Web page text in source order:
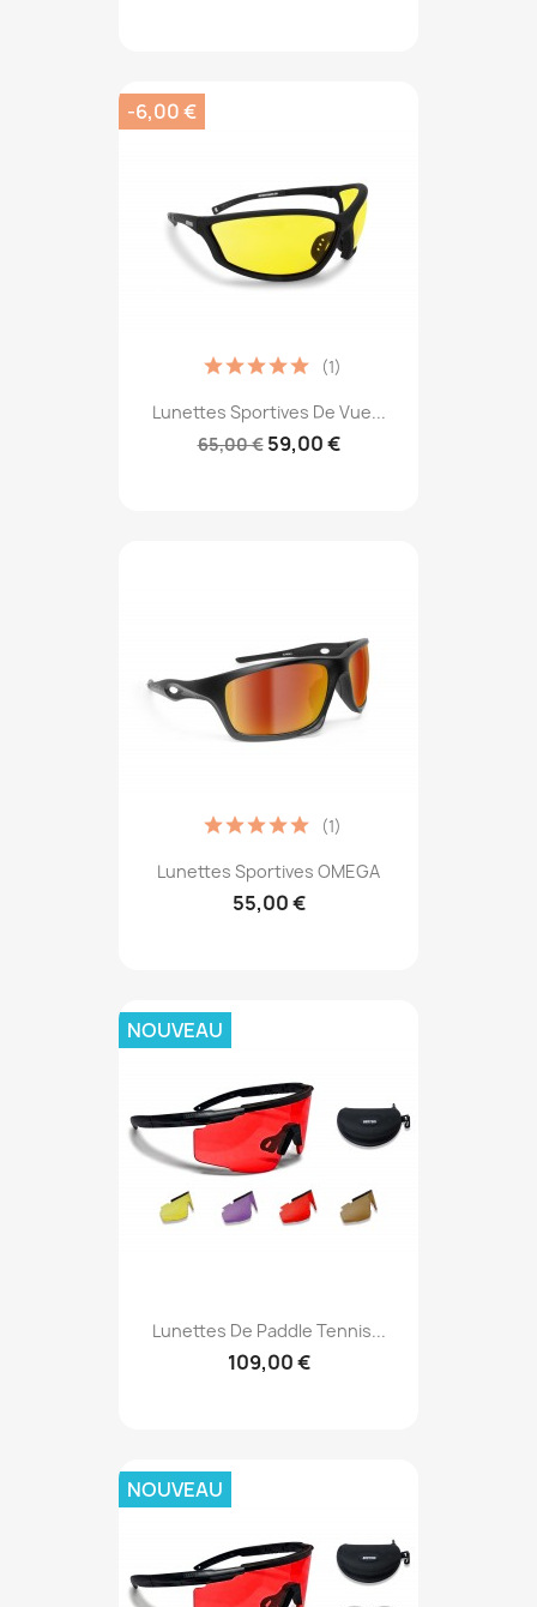
Lunettes Sportives De Vue...
65,00 € 59,00 €
(1)
-6,00 €
Lunettes Sportives OMEGA
55,00 €
(1)
Lunettes De Paddle Tennis...
109,00 €
NOUVEAU
NOUVEAU